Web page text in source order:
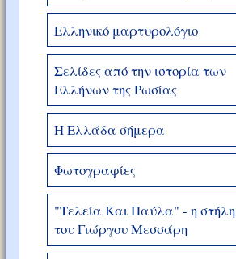
Ελληνικό μαρτυρολόγιο
Σελίδες από την ιστορία των
Ελλήνων της Ρωσίας
Η Ελλάδα σήμερα
Φωτογραφίες
"Τελεία Και Παύλα" - η στήλη
του Γιώργου Μεσσάρη